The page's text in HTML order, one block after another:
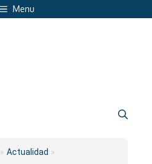
Menu
» Actualidad »